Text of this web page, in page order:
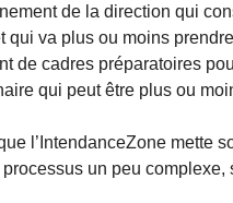
de la direction qui
qui va plus ou moins
de cadres préparatoires
qui peut être plus ou
que l’IntendanceZone mette
un peu